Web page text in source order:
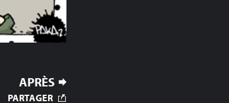
APRÈS
PARTAGER